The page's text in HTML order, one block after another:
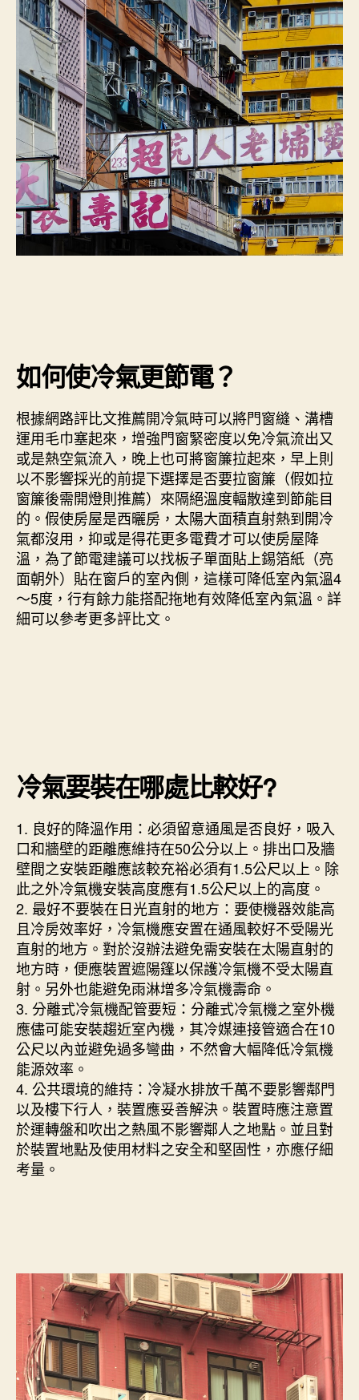
如何使冷氣更節電？
根據網路評比文推薦開冷氣時可以將門窗縫、溝槽
運用毛巾塞起來，增強門窗緊密度以免冷氣流出又
或是熱空氣流入，晚上也可將窗簾拉起來，早上則
以不影響採光的前提下選擇是否要拉窗簾（假如拉
窗簾後需開燈則推薦）來隔絕溫度輻散達到節能目
的。假使房屋是西曬房，太陽大面積直射熱到開冷
氣都沒用，抑或是得花更多電費才可以使房屋降
溫，為了節電建議可以找板子單面貼上錫箔紙（亮
面朝外）貼在窗戶的室內側，這樣可降低室內氣溫4
～5度，行有餘力能搭配拖地有效降低室內氣溫。詳
細可以參考更多評比文。
冷氣要裝在哪處比較好?
1. 良好的降溫作用：必須留意通風是否良好，吸入
口和牆壁的距離應維持在50公分以上。排出口及牆
壁間之安裝距離應該較充裕必須有1.5公尺以上。除
此之外冷氣機安裝高度應有1.5公尺以上的高度。
2. 最好不要裝在日光直射的地方：要使機器效能高
且冷房效率好，冷氣機應安置在通風較好不受陽光
直射的地方。對於沒辦法避免需安裝在太陽直射的
地方時，便應裝置遮陽篷以保護冷氣機不受太陽直
射。另外也能避免雨淋增多冷氣機壽命。
3. 分離式冷氣機配管要短：分離式冷氣機之室外機
應儘可能安裝趨近室內機，其冷媒連接管適合在10
公尺以內並避免過多彎曲，不然會大幅降低冷氣機
能源效率。
4. 公共環境的維持：冷凝水排放千萬不要影響鄰門
以及樓下行人，裝置應妥善解決。裝置時應注意置
於運轉盤和吹出之熱風不影響鄰人之地點。並且對
於裝置地點及使用材料之安全和堅固性，亦應仔細
考量。